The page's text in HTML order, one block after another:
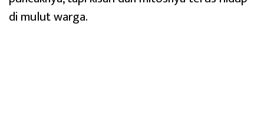
di mulut warga.